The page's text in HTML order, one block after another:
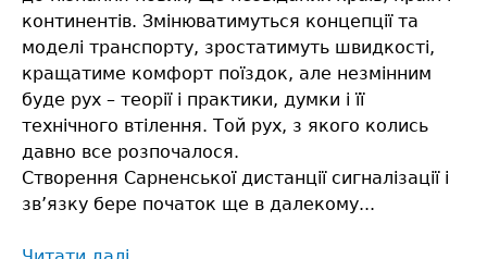
континентів. Змінюватимуться концепції та
моделі транспорту, зростатимуть швидкості,
кращатиме комфорт поїздок, але незмінним
буде рух – теорії і практики, думки і її
технічного втілення. Той рух, з якого колись
давно все розпочалося.
Створення Сарненської дистанції сигналізації і
зв’язку бере початок ще в далекому...